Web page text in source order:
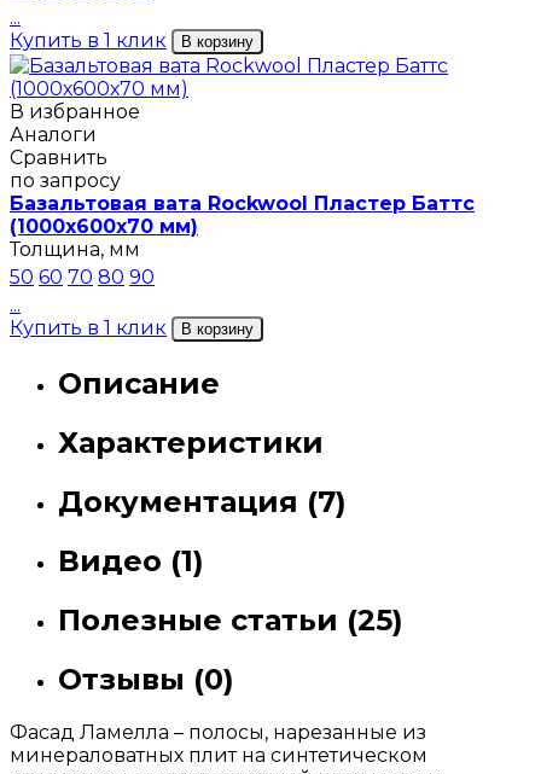
...
Купить в 1 клик
В корзину
В избранное
Аналоги
Сравнить
по запросу
Базальтовая вата Rockwool Пластер Баттс
(1000х600х70 мм)
Толщина, мм
50 60 70 80 90
...
Купить в 1 клик
В корзину
Описание
Характеристики
Документация (7)
Видео (1)
Полезные статьи (25)
Отзывы (0)
Фасад Ламелла – полосы, нарезанные из
минераловатных плит на синтетическом